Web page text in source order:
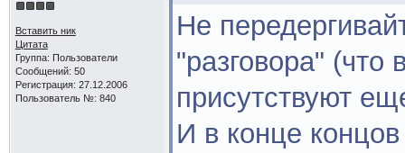
Вставить ник
Цитата
Группа: Пользователи
Сообщений: 50
Регистрация: 27.12.2006
Пользователь №: 840
Не
"разговора"
присутствуют
И в конце